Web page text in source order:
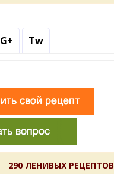
G+ Tw
290 ЛЕНИВЫХ РЕЦЕПТОВ